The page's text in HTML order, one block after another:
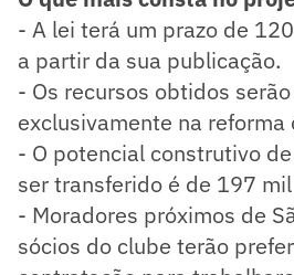
- A lei terá um prazo de
a partir da sua publicação.
- Os recursos obtidos
exclusivamente na reforma
- O potencial construtivo
ser transferido é de 197 mil
- Moradores próximos de
sócios do clube terão